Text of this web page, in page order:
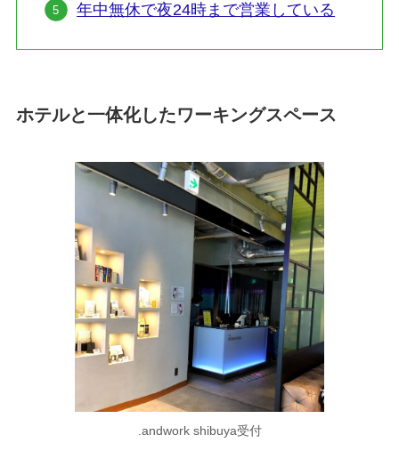
年中無休で夜24時まで営業している
ホテルと一体化したワーキングスペース
.andwork shibuya受付